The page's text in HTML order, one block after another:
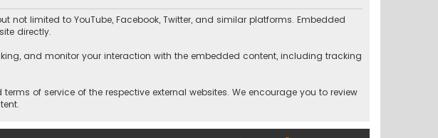
limited to YouTube, Facebook, Twitter, and similar platforms. Embedded
directly.
and monitor your interaction with the embedded content, including tracking
of service of the respective external websites. We encourage you to review